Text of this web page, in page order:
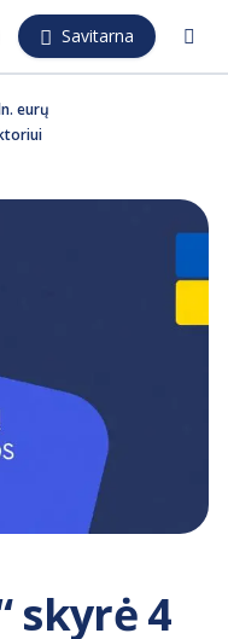
Savitarna
eurų
skyrė 4